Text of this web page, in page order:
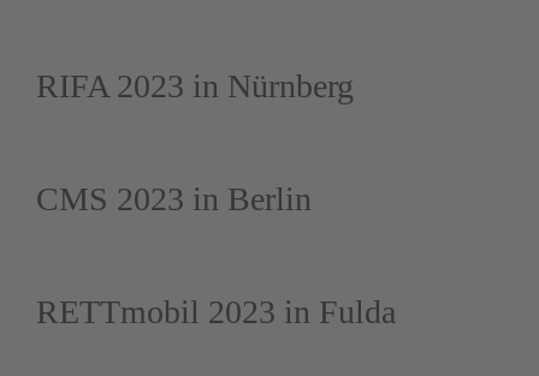
RIFA 2023 in Nürnberg
CMS 2023 in Berlin
RETTmobil 2023 in Fulda